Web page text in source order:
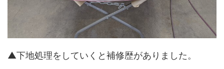
▲下地処理をしていくと補修歴がありました。